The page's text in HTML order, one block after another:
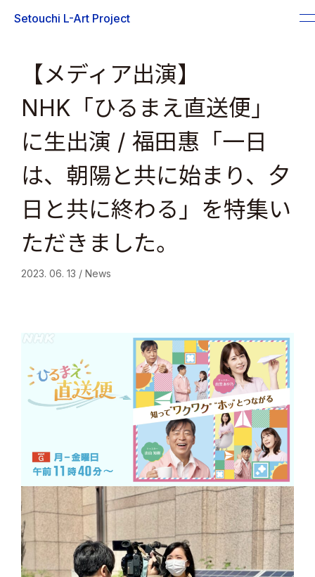
Skip
Setouchi L-Art Project
【メディア出演】
NHK「ひるまえ直送便」
に生出演 / 福田惠「一日
は、朝陽と共に始まり、夕
日と共に終わる」を特集い
ただきました。
2023. 06. 13 / News